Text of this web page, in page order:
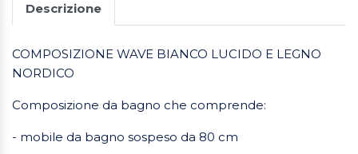
Descrizione
COMPOSIZIONE WAVE BIANCO LUCIDO E LEGNO
NORDICO
Composizione da bagno che comprende:
- mobile da bagno sospeso da 80 cm